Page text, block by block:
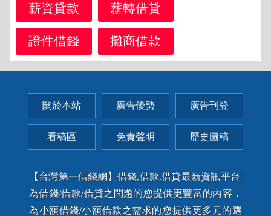
薪資貸款 薪轉借貸
證件借錢 攤商借款
關於本站 廣告優勢 廣告刊登
看稿區 免責聲明 歷史圖稿
【台灣第一借錢網】借錢,借款,借貸最新資訊平台|
為借錢/借款/借貸之問題的您提供更豐富的內容，
為小額借錢/小額借款之需求的您提供更多元的選